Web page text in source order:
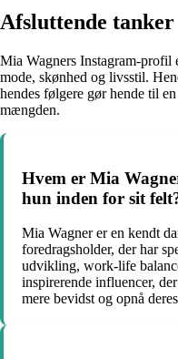
Afsluttende tanker
Mia Wagners Instagram-profil
mode, skønhed og livsstil.
hendes følgere gør hende til
mængden.
Hvem er Mia
hun inden for sit
Mia Wagner er en kendt
foredragsholder, der har
udvikling, work-life
inspirerende influencer,
mere bevidst og opnå